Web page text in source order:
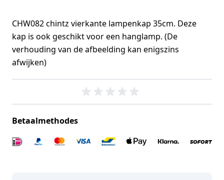
CHW082 chintz vierkante lampenkap 35cm. Deze
kap is ook geschikt voor een hanglamp. (De
verhouding van de afbeelding kan enigszins
afwijken)
Betaalmethodes